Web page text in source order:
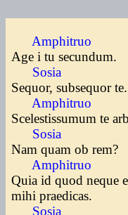
Amphitruo
Age i tu secundum.
Sosia
Sequor, subsequor te.
Amphitruo
Scelestissumum te
Sosia
Nam quam ob rem?
Amphitruo
Quia id quod neque
mihi praedicas.
Sosia